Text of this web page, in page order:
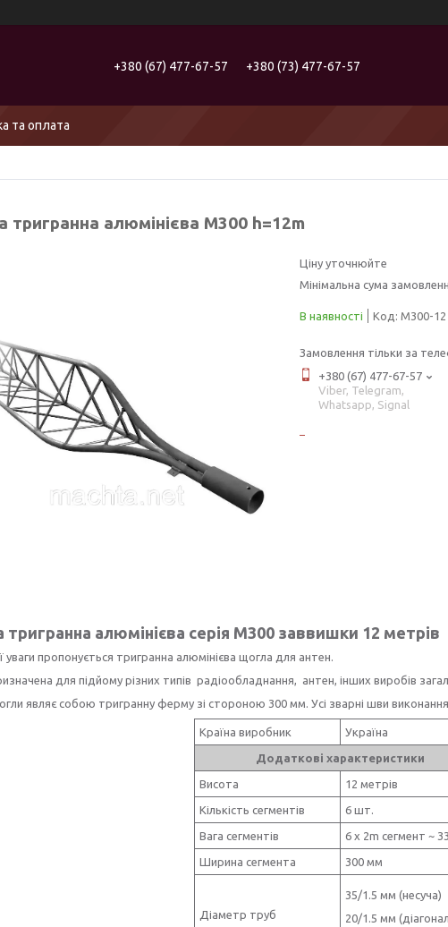
+380 (67) 477-67-57 +380 (73) 477-67-57
та оплата
тригранна алюмінієва М300 h=12m
Ціну уточнюйте
Мінімальна сума
В наявності Код: М300-12
Замовлення тільки за
+380 (67) 477-67-57
Viber, Telegram,
Whatsapp, Signal
алюмінієва серія M300 заввишки 12 метрів
пропонується тригранна алюмінієва щогла для антен.
для підйому різних типів радіообладнання, антен, інших виробів
являє собою тригранну ферму зі стороною 300 мм. Усі зварні шви
Країна виробник Україна
Додаткові характеристики
Висота 12 метрів
Кількість сегментів 6 шт.
Вага сегментів 6 х 2m сегмент ~
Ширина сегмента 300 мм
Діаметр труб
35/1.5 мм (несуча)
20/1.5 мм